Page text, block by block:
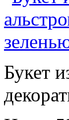
Букет